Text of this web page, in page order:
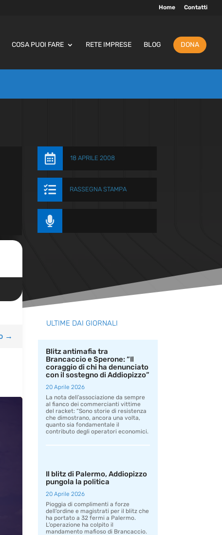
Home Contatti
COSA PUOI FARE RETE IMPRESE BLOG DONA
 18 APRILE 2008
 RASSEGNA STAMPA

→
ULTIME DAI GIORNALI
Blitz antimafia tra
Brancaccio e Sperone: “Il
coraggio di chi ha denunciato
con il sostegno di Addiopizzo”
20 Aprile 2026
La nota dell’associazione da sempre
al fianco dei commercianti vittime
del racket: “Sono storie di resistenza
che dimostrano, ancora una volta,
quanto sia fondamentale il
contributo degli operatori economici.
Il blitz di Palermo, Addiopizzo
pungola la politica
20 Aprile 2026
Pioggia di complimenti a forze
dell’ordine e magistrati per il blitz che
ha portato a 32 fermi a Palermo.
L’operazione ha colpito il
mandamento mafioso di Brancaccio.